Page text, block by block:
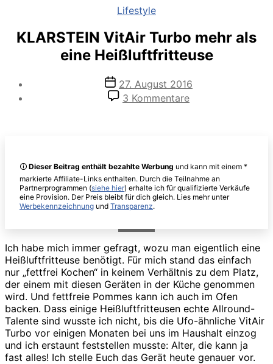
Kategorien
Lifestyle
KLARSTEIN VitAir Turbo mehr als
eine Heißluftfritteuse
Veröffentlichungsdatum
27. August 2016
3 Kommentarezu
eine
Heißluftfritteuse
🛈 Dieser Beitrag enthält bezahlte Werbung und kann mit einem *
markierte Affiliate-Links enthalten. Durch die Teilnahme an
Partnerprogrammen (siehe hier) erhalte ich für qualifizierte Verkäufe
eine Provision. Der Preis bleibt für dich gleich. Lies mehr unter
Werbekennzeichnung und Transparenz.
Ich habe mich immer gefragt, wozu man eigentlich eine
Heißluftfritteuse benötigt. Für mich stand das einfach
nur „fettfrei Kochen“ in keinem Verhältnis zu dem Platz,
der einem mit diesen Geräten in der Küche genommen
wird. Und fettfreie Pommes kann ich auch im Ofen
backen. Dass einige Heißluftfritteusen echte Allround-
Talente sind wusste ich nicht, bis die Ufo-ähnliche VitAir
Turbo vor einigen Monaten bei uns im Haushalt einzog
und ich erstaunt feststellen musste: Alter, die kann ja
fast alles! Ich stelle Euch das Gerät heute genauer vor.